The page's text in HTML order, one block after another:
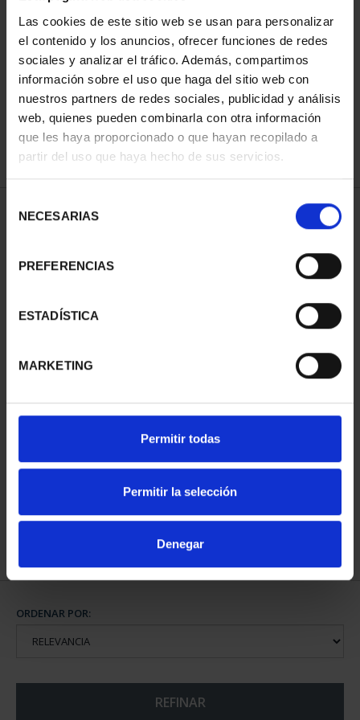
Las cookies de este sitio web se usan para personalizar
el contenido y los anuncios, ofrecer funciones de redes
sociales y analizar el tráfico. Además, compartimos
información sobre el uso que haga del sitio web con
nuestros partners de redes sociales, publicidad y análisis
web, quienes pueden combinarla con otra información
que les haya proporcionado o que hayan recopilado a
partir del uso que haya hecho de sus servicios.
NECESARIAS
PREFERENCIAS
ESTADÍSTICA
MARKETING
Permitir todas
Permitir la selección
Denegar
ORDENAR POR:
REFINAR
1 Productos encontrados
IBEROAMERICANA
"CAPITALES"
ORDENAR POR:
REFINAR